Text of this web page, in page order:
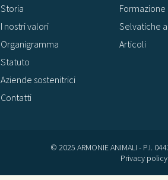
Storia
I nostri valori
Organigramma
Statuto
Aziende sostenitrici
Contatti
Formazione
Selvatiche
Articoli
© 2025 ARMONIE ANIMALI - P.I.
Privacy policy